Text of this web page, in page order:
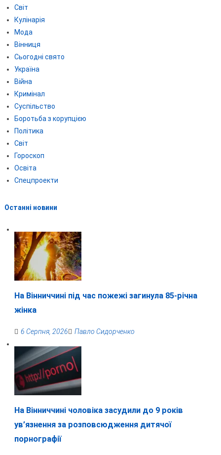
Світ
Кулінарія
Мода
Вінниця
Сьогодні свято
Україна
Війна
Кримінал
Суспільство
Боротьба з корупцією
Політика
Світ
Гороскоп
Освіта
Спецпроекти
Останні новини
На Вінниччині під час пожежі загинула 85-річна
жінка
6 Серпня, 2026 Павло Сидорченко
На Вінниччині чоловіка засудили до 9 років
ув’язнення за розповсюдження дитячої
порнографії